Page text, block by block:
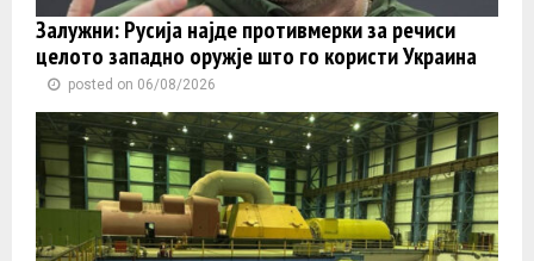
Залужни: Русија најде противмерки за речиси
целото западно оружје што го користи Украина
posted on 06/08/2026